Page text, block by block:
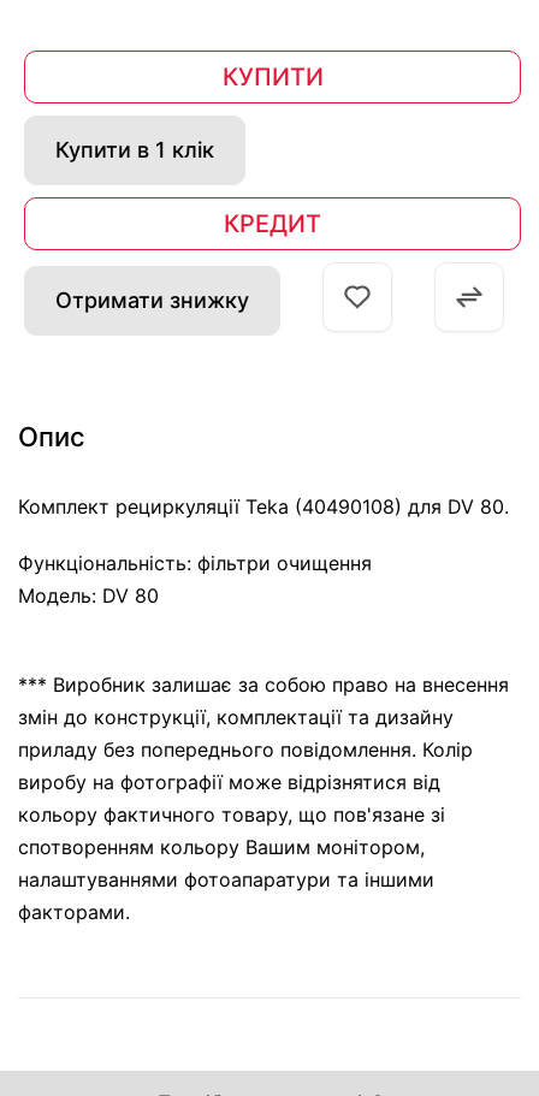
КУПИТИ
Купити в 1 клік
КРЕДИТ
Отримати знижку
Опис
Комплект рециркуляції Teka (40490108) для DV 80.
Функціональність: фільтри очищення
Модель: DV 80
*** Виробник залишає за собою право на внесення
змін до конструкції, комплектації та дизайну
приладу без попереднього повідомлення. Колір
виробу на фотографії може відрізнятися від
кольору фактичного товару, що пов'язане зі
спотворенням кольору Вашим монітором,
налаштуваннями фотоапаратури та іншими
факторами.